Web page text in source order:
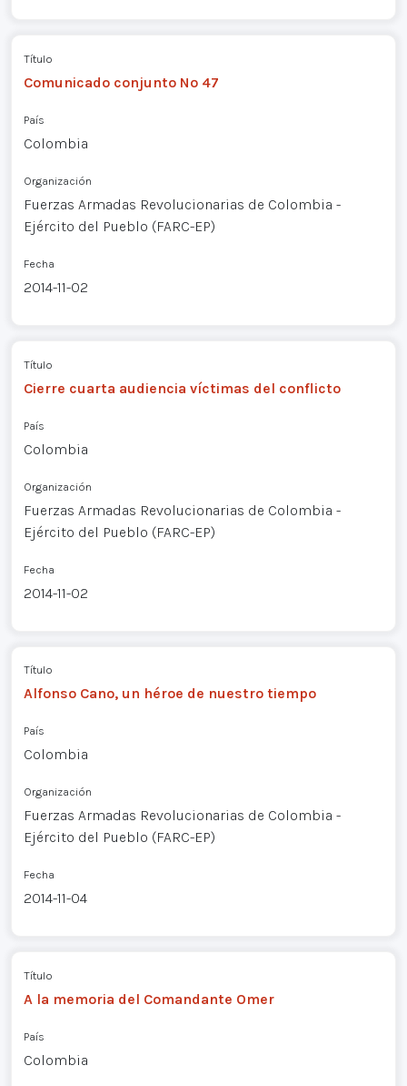
Título
Comunicado conjunto Nº 47
País
Colombia
Organización
Fuerzas Armadas Revolucionarias de Colombia -
Ejército del Pueblo (FARC-EP)
Fecha
2014-11-02
Título
Cierre cuarta audiencia víctimas del conflicto
País
Colombia
Organización
Fuerzas Armadas Revolucionarias de Colombia -
Ejército del Pueblo (FARC-EP)
Fecha
2014-11-02
Título
Alfonso Cano, un héroe de nuestro tiempo
País
Colombia
Organización
Fuerzas Armadas Revolucionarias de Colombia -
Ejército del Pueblo (FARC-EP)
Fecha
2014-11-04
Título
A la memoria del Comandante Omer
País
Colombia